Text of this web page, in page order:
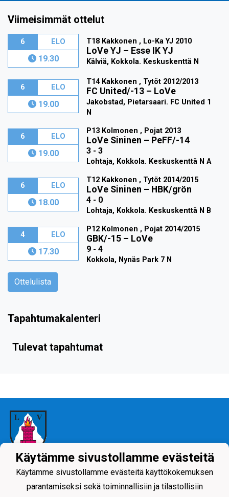
Viimeisimmät ottelut
6 ELO
19.30
T18 Kakkonen , Lo-Ka YJ 2010
LoVe YJ – Esse IK YJ
Kälviä, Kokkola. Keskuskenttä N
6 ELO
19.00
T14 Kakkonen , Tytöt 2012/2013
FC United/-13 – LoVe
Jakobstad, Pietarsaari. FC United 1
N
6 ELO
19.00
P13 Kolmonen , Pojat 2013
LoVe Sininen – PeFF/-14
3 - 3
Lohtaja, Kokkola. Keskuskenttä N A
6 ELO
18.00
T12 Kakkonen , Tytöt 2014/2015
LoVe Sininen – HBK/grön
4 - 0
Lohtaja, Kokkola. Keskuskenttä N B
4 ELO
17.30
P12 Kolmonen , Pojat 2014/2015
GBK/-15 – LoVe
9 - 4
Kokkola, Nynäs Park 7 N
Ottelulista
Tapahtumakalenteri
Tulevat tapahtumat
Tietosuojaseloste
Käytämme sivustollamme evästeitä
Käytämme sivustollamme evästeitä käyttökokemuksen
parantamiseksi sekä toiminnallisiin ja tilastollisiin